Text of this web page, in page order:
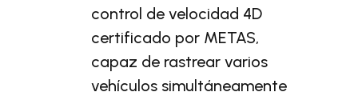
control de velocidad 4D
certificado por METAS,
capaz de rastrear varios
vehículos simultáneamente